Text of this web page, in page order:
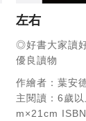
左右
◎好書大家讀
優良讀物
作繪者：葉安
主閱讀：6歲以
m×21cm